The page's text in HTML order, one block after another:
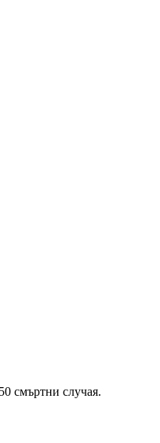
смъртни случая.